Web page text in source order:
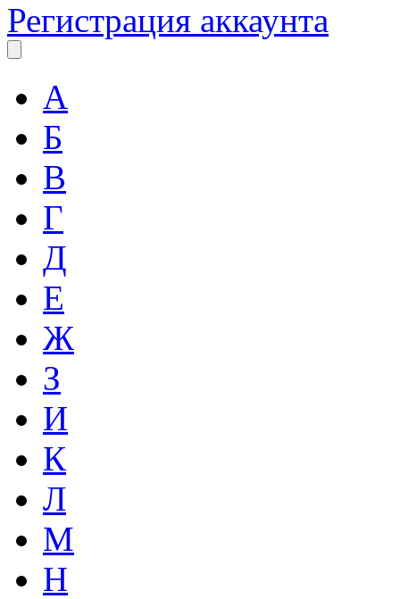
Регистрация аккаунта
А
Б
В
Г
Д
Е
Ж
З
И
К
Л
М
Н